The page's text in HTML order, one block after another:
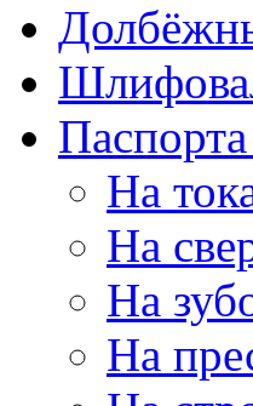
На
На
На
На